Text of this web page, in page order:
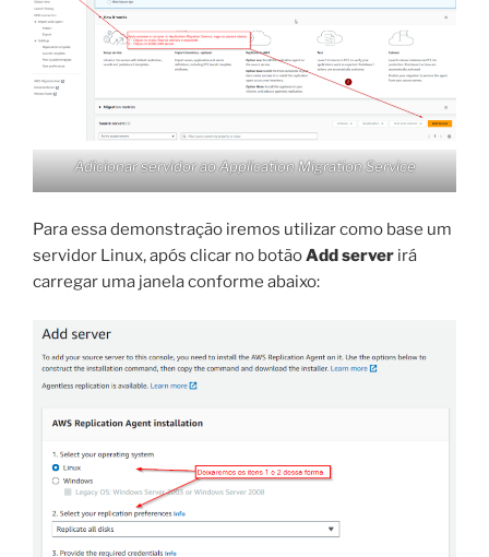
Adicionar servidor ao Application Migration Service
Para essa demonstração iremos utilizar como base um
servidor Linux, após clicar no botãoAdd server irá
carregar uma janela conforme abaixo: